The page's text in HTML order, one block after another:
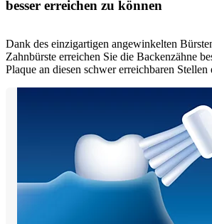
besser erreichen zu können
Dank des einzigartigen angewinkelten
Zahnbürste erreichen Sie die Backenzähne
Plaque an diesen schwer erreichbaren Stellen